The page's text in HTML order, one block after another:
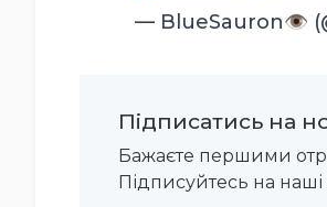
— BlueSauron👁️
Підписатись на
Бажаєте першими
Підписуйтесь на наші